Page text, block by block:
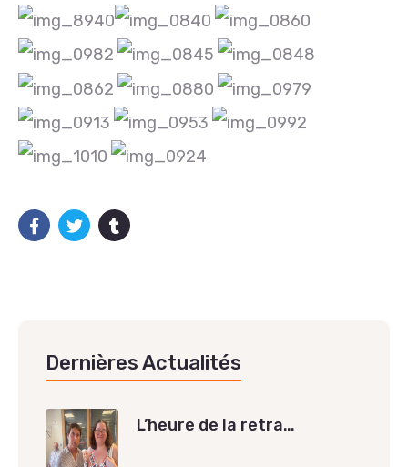
Dernières Actualités
L’heure de la retra…